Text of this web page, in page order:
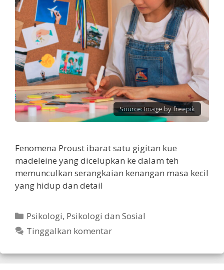
Source:Image by freepik
Fenomena Proust ibarat satu gigitan kue
madeleine yang dicelupkan ke dalam teh
memunculkan serangkaian kenangan masa kecil
yang hidup dan detail
Kategori
Psikologi, Psikologi dan Sosial
Tinggalkan komentar